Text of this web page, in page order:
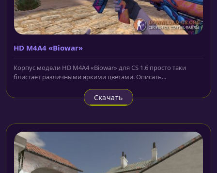
HD M4A4 «Biowar»
Корпус модели HD M4A4 «Biowar» для CS 1.6 просто таки
блистает различными яркими цветами. Описать...
Скачать